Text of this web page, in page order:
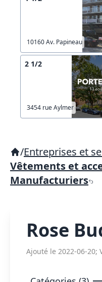
10160 Av. Papineau
2 1/2
3454 rue Aylmer
/Entreprises et
Vêtements et
Manufacturiers
Rose
Ajouté le 2022-06-20;